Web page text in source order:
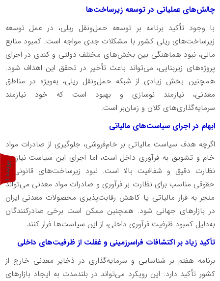
چالش‌های عملیاتی در توسعه زیرساخت‌ها
با وجود تأکید برنامه بر توسعه حمل‌ونقل ریلی، در عمل توسعه
زیرساخت‌های ریلی کشور با مشکلات جدی مواجه است. کمبود منابع
مالی، نبود هماهنگی بین بخش‌های مختلف دولتی و کندی در اجرای
پروژه‌های زیربنایی، می‌تواند باعث تأخیر در تحقق این اهداف شود.
همچنین بخش زیادی از شبکه حمل‌ونقل ریلی، به‌ویژه در مناطق
معدنی، نیازمند نوسازی و بهبود است که خود نیازمند
سرمایه‌گذاری‌های کلان و زمان‌بر است.
ابهام در اجرای سیاست‌های مالیاتی
اگرچه هدف سیاست مالیاتی بر خام‌فروشی، جلوگیری از صادرات مواد
خام و تشویق به فرآوری داخل است، اما اجرای این سیاست نیازمند
نظارت دقیق و شفافیت بالا است. نبود زیرساخت‌های قانونی و
حقوقی مناسب برای نظارت بر فرآوری و صادرات مواد معدنی می‌تواند
منجر به فرار مالیاتی یا کاهش رقابت‌پذیری محصولات معدنی ایران
در بازارهای جهانی شود. همچنین ممکن است برخی صادرکنندگان
به‌دلیل کمبود ظرفیت فرآوری داخلی، از این سیاست‌ها فرار کنند.
تأکید زیاد بر اکتشافات فراسرزمینی و غفلت از ظرفیت‌های داخلی
برنامه هفتم بر شناسایی و سرمایه‌گذاری در ذخایر معدنی خارج از
کشور تأکید دارد. این رویکرد می‌تواند در بلندمدت به ایجاد بازارهای
پ
ر
و
ن
د
ه
1